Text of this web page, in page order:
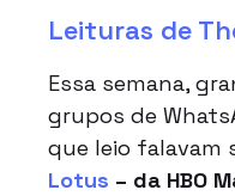
Leituras de
Essa semana,
grupos de
que leio falavam
Lotus – da HBO